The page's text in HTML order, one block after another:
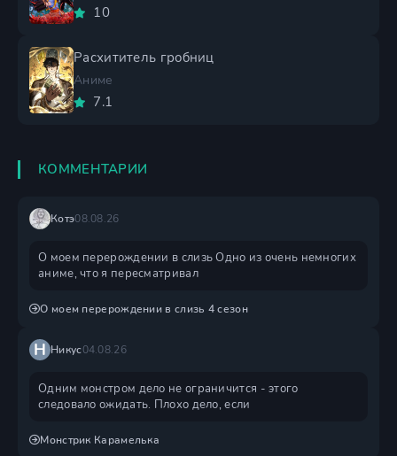
10
Расхититель гробниц
Аниме
7.1
КОММЕНТАРИИ
Котэ08.08.26
О моем перерождении в слизь Одно из очень немногих
аниме, что я пересматривал
О моем перерождении в слизь 4 сезон
Н Никус04.08.26
Одним монстром дело не ограничится - этого
следовало ожидать. Плохо дело, если
Монстрик Карамелька